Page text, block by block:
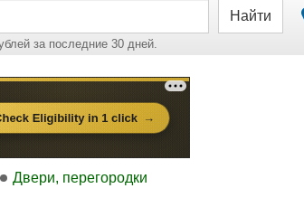
за последние 30 дней.
Найти
Двери, перегородки